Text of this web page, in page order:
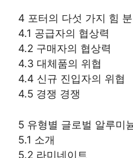
4 포터의 다섯 가지 힘
4.1 공급자의 협상력
4.2 구매자의 협상력
4.3 대체품의 위협
4.4 신규 진입자의 위협
4.5 경쟁 경쟁
5 유형별 글로벌 알루미
5.1 소개
5.2 라미네이트